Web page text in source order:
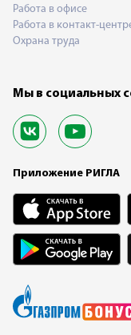
Работа в офисе
Работа в контакт-
Охрана труда
Мы в социальных
Приложение РИГЛА